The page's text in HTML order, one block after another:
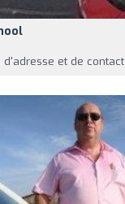
d'adresse et de contact